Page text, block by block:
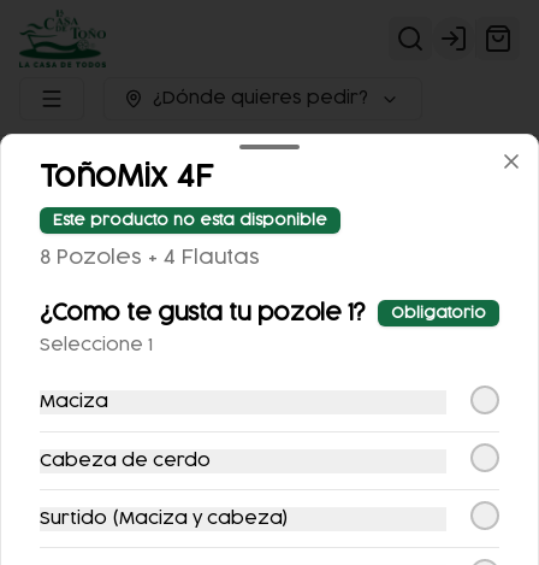
Login
¿Dónde quieres pedir?
DESAYUNOS
SUCURSALES
ORDENA A DOMICILIO
Descarga nuestra
APP
Promociones del
día
Seleccionado
para ti
exclusivas para
ToñoMix 4F
Este producto no esta disponible
8 Pozoles + 4 Flautas
¿Como te gusta tu pozole 1? Obligatorio
Seleccione 1
Maciza
Cabeza de cerdo
Surtido (Maciza y cabeza)